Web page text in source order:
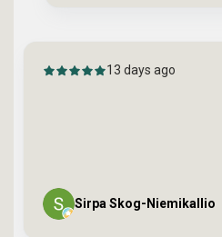
17 days ago
Mehdi Hosseini